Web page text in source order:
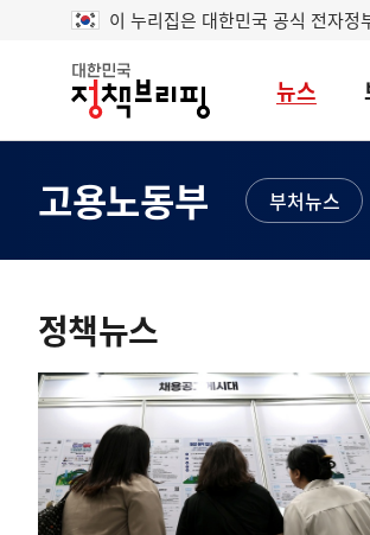
이 누리집은 대한민국 공식 전자정
대
민
정
책
리
뉴스
고용노동부 부처뉴스
텐
츠
영
역
정책뉴스